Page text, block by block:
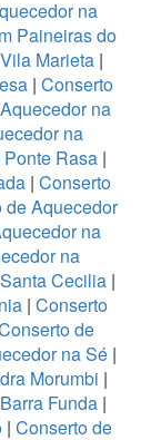
na
Paineiras do
Marieta |
| Conserto
na
na
Rasa|
| Conserto
de Aquecedor
na
na
Cecilia |
| Conserto
de
na Sé |
Morumbi |
Funda|
| Conserto de